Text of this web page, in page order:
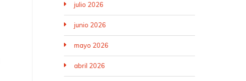
julio 2026
junio 2026
mayo 2026
abril 2026